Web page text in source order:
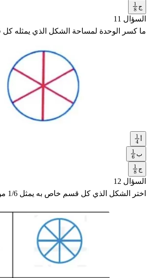
6 ج1
8
السؤال 11
ما كسر الوحدة لمساحة الشكل الذي يمثله
1
4
ب1
6 ج1
8
السؤال 12
اختر الشكل الذي كل قسم خاص به يمثل 1/6 من مساحته الإجمالية.